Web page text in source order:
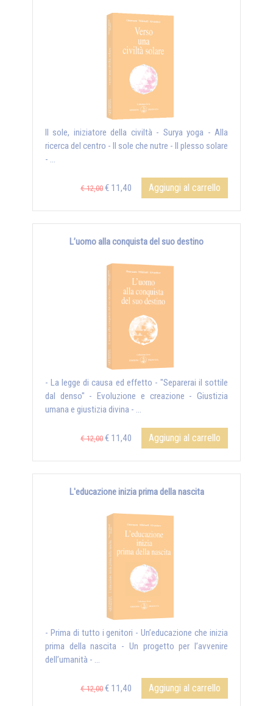
Il sole, iniziatore della civiltà - Surya yoga - Alla
ricerca del centro - Il sole che nutre - Il plesso solare
- ...
€ 12,00 € 11,40 Aggiungi al carrello
L’uomo alla conquista del suo destino
- La legge di causa ed effetto - "Separerai il sottile
dal denso" - Evoluzione e creazione - Giustizia
umana e giustizia divina - ...
€ 12,00 € 11,40 Aggiungi al carrello
L'educazione inizia prima della nascita
- Prima di tutto i genitori - Un’educazione che inizia
prima della nascita - Un progetto per l’avvenire
dell’umanità - ...
€ 12,00 € 11,40 Aggiungi al carrello